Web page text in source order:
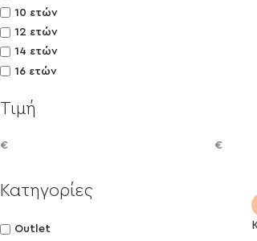
10 ετών
12 ετών
14 ετών
16 ετών
Τιμή
€ €
Κατηγορίες
Outlet